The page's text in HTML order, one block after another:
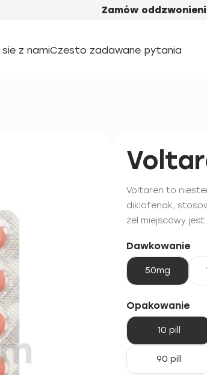
Zamów
z namiCzesto zadawane pytania
Voltaren to
diklofenak,
żel miejscowy
Dawkowanie
50mg
Opakowanie
10 pill
90 pill